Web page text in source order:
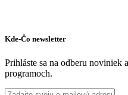
Kde-Čo newsletter
Prihláste sa na odberu noviniek
programoch.